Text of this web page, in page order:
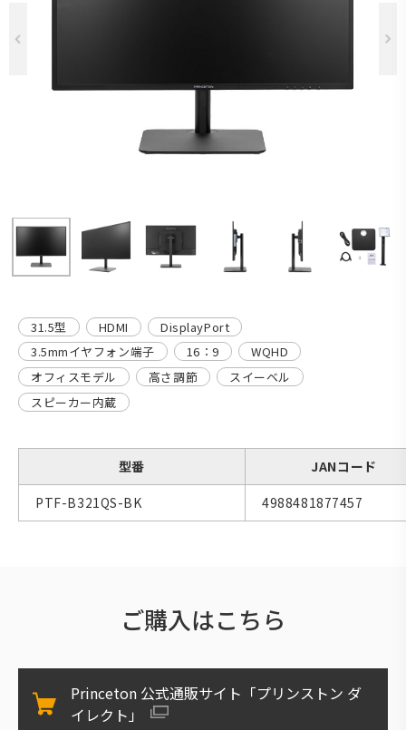
31.5型 HDMI
DisplayPort
3.5mmイヤフォン端子
16：9
WQHD
オフィスモデル
高さ調節
スイーベル
スピーカー内蔵
型番
JANコード
PTF-B321QS-BK
4988481877457
ご購入はこちら
Princeton 公式通販サイト「プリンストン ダ
イレクト」